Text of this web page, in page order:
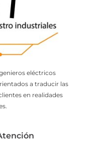
eléctricos
a traducir las
en realidades